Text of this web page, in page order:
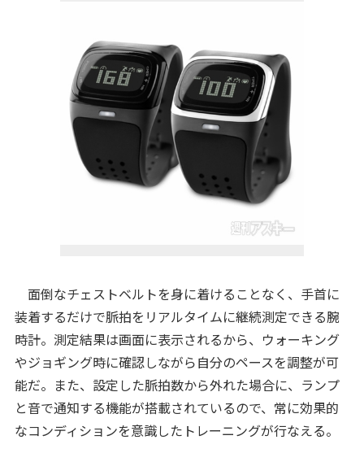
面倒なチェストベルトを身に着けることなく、手首に
装着するだけで脈拍をリアルタイムに継続測定できる腕
時計。測定結果は画面に表示されるから、ウォーキング
やジョギング時に確認しながら自分のペースを調整が可
能だ。また、設定した脈拍数から外れた場合に、ランプ
と音で通知する機能が搭載されているので、常に効果的
なコンディションを意識したトレーニングが行なえる。